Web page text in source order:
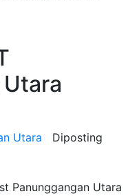
Utara
Diposting
Panunggangan Utara